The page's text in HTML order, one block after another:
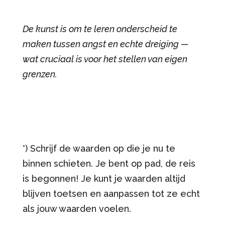
De kunst is om te leren onderscheid te
maken tussen angst en echte dreiging —
wat cruciaal is voor het stellen van eigen
grenzen.
*) Schrijf de waarden op die je nu te
binnen schieten. Je bent op pad, de reis
is begonnen! Je kunt je waarden altijd
blijven toetsen en aanpassen tot ze echt
als jouw waarden voelen.